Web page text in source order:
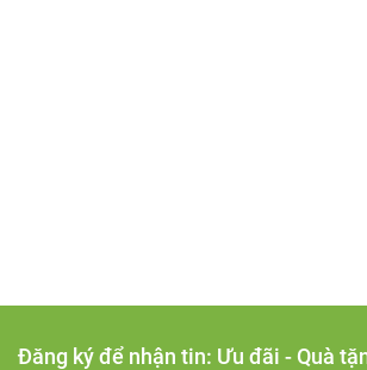
Đăng ký để nhận tin: Ưu đãi - Quà